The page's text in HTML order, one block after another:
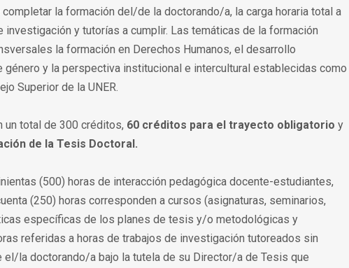
la formación del/de la doctorando/a, la carga horaria total a
y tutorías a cumplir. Las temáticas de la formación
la formación en Derechos Humanos, el desarrollo
género y la perspectiva institucional e intercultural establecidas como
Superior de la UNER.
un total de 300 créditos, 60 créditos para el trayecto obligatorio y
de la Tesis Doctoral.
(500) horas de interacción pedagógica docente-estudiantes,
(250) horas corresponden a cursos (asignaturas, seminarios,
específicas de los planes de tesis y/o metodológicas y
referidas a horas de trabajos de investigación tutoreados sin
el/la doctorando/a bajo la tutela de su Director/a de Tesis que